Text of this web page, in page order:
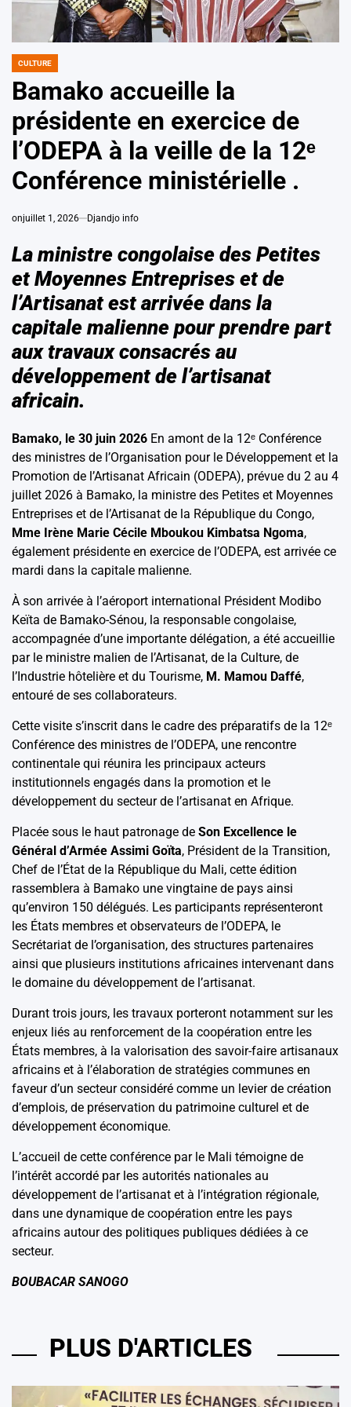
POSTED
CULTURE
Bamako accueille la
présidente en exercice de
l’ODEPA à la veille de la 12ᵉ
Conférence ministérielle .
onjuillet 1, 2026 Djandjo info
La ministre congolaise des Petites
et Moyennes Entreprises et de
l’Artisanat est arrivée dans la
capitale malienne pour prendre part
aux travaux consacrés au
développement de l’artisanat
africain.
Bamako, le 30 juin 2026 En amont de la 12ᵉ Conférence
des ministres de l’Organisation pour le Développement et la
Promotion de l’Artisanat Africain (ODEPA), prévue du 2 au 4
juillet 2026 à Bamako, la ministre des Petites et Moyennes
Entreprises et de l’Artisanat de la République du Congo,
Mme Irène Marie Cécile Mboukou Kimbatsa Ngoma,
également présidente en exercice de l’ODEPA, est arrivée ce
mardi dans la capitale malienne.
À son arrivée à l’aéroport international Président Modibo
Keïta de Bamako-Sénou, la responsable congolaise,
accompagnée d’une importante délégation, a été accueillie
par le ministre malien de l’Artisanat, de la Culture, de
l’Industrie hôtelière et du Tourisme, M. Mamou Daffé,
entouré de ses collaborateurs.
Cette visite s’inscrit dans le cadre des préparatifs de la 12ᵉ
Conférence des ministres de l’ODEPA, une rencontre
continentale qui réunira les principaux acteurs
institutionnels engagés dans la promotion et le
développement du secteur de l’artisanat en Afrique.
Placée sous le haut patronage de Son Excellence le
Général d’Armée Assimi Goïta, Président de la Transition,
Chef de l’État de la République du Mali, cette édition
rassemblera à Bamako une vingtaine de pays ainsi
qu’environ 150 délégués. Les participants représenteront
les États membres et observateurs de l’ODEPA, le
Secrétariat de l’organisation, des structures partenaires
ainsi que plusieurs institutions africaines intervenant dans
le domaine du développement de l’artisanat.
Durant trois jours, les travaux porteront notamment sur les
enjeux liés au renforcement de la coopération entre les
États membres, à la valorisation des savoir-faire artisanaux
africains et à l’élaboration de stratégies communes en
faveur d’un secteur considéré comme un levier de création
d’emplois, de préservation du patrimoine culturel et de
développement économique.
L’accueil de cette conférence par le Mali témoigne de
l’intérêt accordé par les autorités nationales au
développement de l’artisanat et à l’intégration régionale,
dans une dynamique de coopération entre les pays
africains autour des politiques publiques dédiées à ce
secteur.
BOUBACAR SANOGO
PLUS D'ARTICLES